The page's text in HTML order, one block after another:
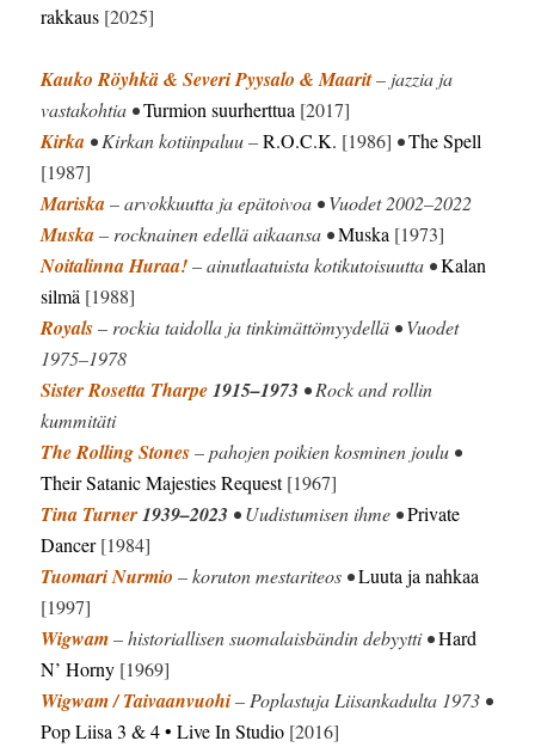
rakkaus [2025]
Kauko Röyhkä & Severi Pyysalo & Maarit– jazzia ja
vastakohtia •Turmion suurherttua [2017]
Kirka • Kirkan kotiinpaluu –R.O.C.K. [1986] •The Spell
[1987]
Mariska– arvokkuutta ja epätoivoa • Vuodet 2002–2022
Muska– rocknainen edellä aikaansa •Muska [1973]
Noitalinna Huraa!– ainutlaatuista kotikutoisuutta •Kalan
silmä [1988]
Royals– rockia taidolla ja tinkimättömyydellä • Vuodet
1975–1978
Sister Rosetta Tharpe1915–1973 • Rock and rollin
kummitäti
The Rolling Stones– pahojen poikien kosminen joulu •
Their Satanic Majesties Request[1967]
Tina Turner1939–2023 • Uudistumisen ihme •Private
Dancer[1984]
Tuomari Nurmio – koruton mestariteos •Luuta ja nahkaa
[1997]
Wigwam– historiallisen suomalaisbändin debyytti •Hard
N’ Horny [1969]
Wigwam / Taivaanvuohi– Poplastuja Liisankadulta 1973 •
Pop Liisa 3 & 4 • Live In Studio [2016]